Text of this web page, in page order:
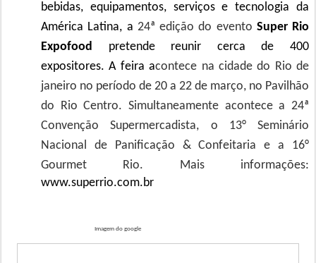
bebidas, equipamentos, serviços e tecnologia da
América Latina, a 24ª edição do evento Super Rio
Expofood pretende reunir cerca de 400
expositores. A feira acontece na cidade do Rio de
janeiro no período de 20 a 22 de março, no Pavilhão
do Rio Centro. Simultaneamente acontece a 24ª
Convenção Supermercadista, o 13° Seminário
Nacional de Panificação & Confeitaria e a 16°
Gourmet Rio. Mais informações:
www.superrio.com.br
Imagem do google